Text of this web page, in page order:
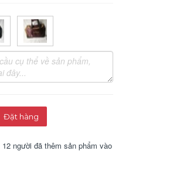
Đặt hàng
12 người đã thêm sản phẩm vào